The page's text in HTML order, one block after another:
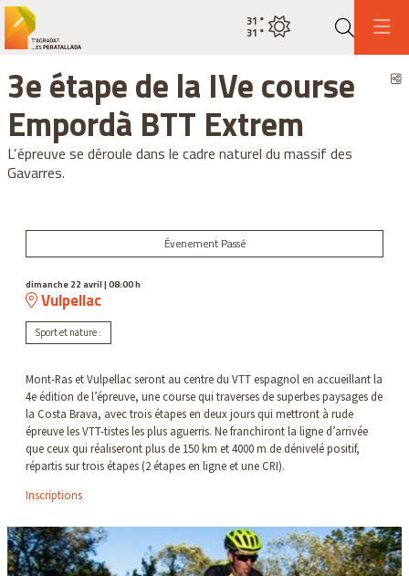
État actuel de la météo ciel
31 °
31 °
3e étape de la IVe course
Empordà BTT Extrem
L’épreuve se déroule dans le cadre naturel du massif des
Gavarres.
Évenement Passé
dimanche 22 avril|08:00 h
Vulpellac
Sport et nature :
Mont-Ras et Vulpellac seront au centre du VTT espagnol en accueillant la
4e édition de l’épreuve, une course qui traverses de superbes paysages de
la Costa Brava, avec trois étapes en deux jours qui mettront à rude
épreuve les VTT-tistes les plus aguerris. Ne franchiront la ligne d’arrivée
que ceux qui réaliseront plus de 150 km et 4000 m de dénivelé positif,
répartis sur trois étapes (2 étapes en ligne et une CRI).
Inscriptions